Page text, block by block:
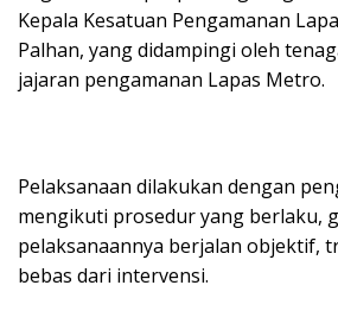
Kepala Kesatuan Pengamanan
Palhan, yang didampingi oleh
jajaran pengamanan Lapas Metro.
Pelaksanaan dilakukan dengan
mengikuti prosedur yang berlaku,
pelaksanaannya berjalan objektif,
bebas dari intervensi.